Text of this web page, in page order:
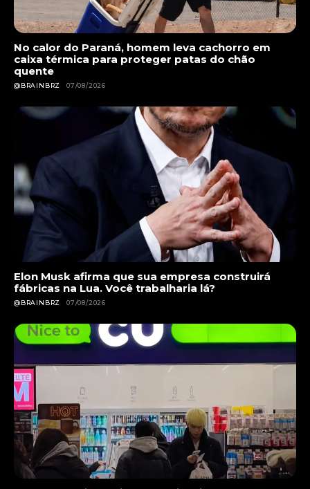
No calor do Paraná, homem leva cachorro em
caixa térmica para proteger patas do chão
quente
@BRAINBRZ 07/08/2026
Elon Musk afirma que sua empresa construirá
fábricas na Lua. Você trabalharia lá?
@BRAINBRZ 07/08/2026